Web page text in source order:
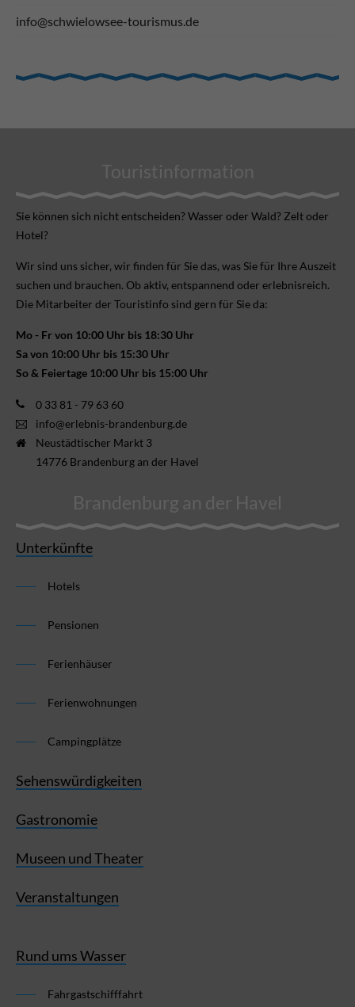
info@schwielowsee-tourismus.de
Touristinformation
Sie können sich nicht ent­scheiden? Wasser oder Wald? Zelt oder
Hotel?
Wir sind uns sicher, wir finden für Sie das, was Sie für Ihre Aus­zeit
suchen und brauchen. Ob aktiv, ent­spannend oder erlebnis­reich.
Die Mitarbeiter der Touristinfo sind gern für Sie da:
Mo - Fr von 10:00 Uhr bis 18:30 Uhr
Sa von 10:00 Uhr bis 15:30 Uhr
So & Feiertage 10:00 Uhr bis 15:00 Uhr
0 33 81 - 79 63 60
info@erlebnis-brandenburg.de
Neustädtischer Markt 3
14776 Brandenburg an der Havel
Brandenburg an der Havel
Unterkünfte
Hotels
Pensionen
Ferienhäuser
Ferienwohnungen
Campingplätze
Sehenswürdigkeiten
Gastronomie
Museen und Theater
Veranstaltungen
Rund ums Wasser
Fahrgastschifffahrt